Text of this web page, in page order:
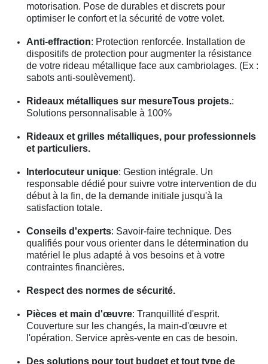
motorisation. Pose de durables et discrets pour
optimiser le confort et la sécurité de votre volet.
Anti-effraction: Protection renforcée. Installation de
dispositifs de protection pour augmenter la résistance
de votre rideau métallique face aux cambriolages. (Ex :
sabots anti-soulèvement).
Rideaux métalliques sur mesureTous projets.:
Solutions personnalisable à 100%
Rideaux et grilles métalliques, pour professionnels
et particuliers.
Interlocuteur unique: Gestion intégrale. Un
responsable dédié pour suivre votre intervention de du
début à la fin, de la demande initiale jusqu'à la
satisfaction totale.
Conseils d'experts: Savoir-faire technique. Des
qualifiés pour vous orienter dans le détermination du
matériel le plus adapté à vos besoins et à votre
contraintes financières.
Respect des normes de sécurité.
Pièces et main d'œuvre: Tranquillité d'esprit.
Couverture sur les changés, la main-d'œuvre et
l'opération. Service après-vente en cas de besoin.
Des solutions pour tout budget et tout type de